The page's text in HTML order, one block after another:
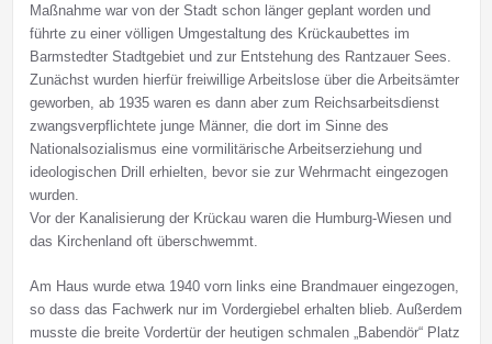
Maßnahme war von der Stadt schon länger geplant worden und
führte zu einer völligen Umgestaltung des Krückaubettes im
Barmstedter Stadtgebiet und zur Entstehung des Rantzauer Sees.
Zunächst wurden hierfür freiwillige Arbeitslose über die Arbeitsämter
geworben, ab 1935 waren es dann aber zum Reichsarbeitsdienst
zwangsverpflichtete junge Männer, die dort im Sinne des
Nationalsozialismus eine vormilitärische Arbeitserziehung und
ideologischen Drill erhielten, bevor sie zur Wehrmacht eingezogen
wurden.
Vor der Kanalisierung der Krückau waren die Humburg-Wiesen und
das Kirchenland oft überschwemmt.
Am Haus wurde etwa 1940 vorn links eine Brandmauer eingezogen,
so dass das Fachwerk nur im Vordergiebel erhalten blieb. Außerdem
musste die breite Vordertür der heutigen schmalen „Babendör“ Platz